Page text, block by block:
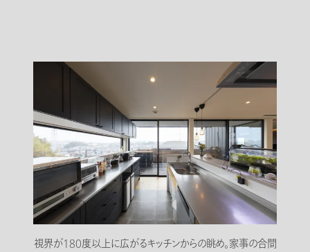
視界が180度以上に広がるキッチンからの眺め。家事の合間